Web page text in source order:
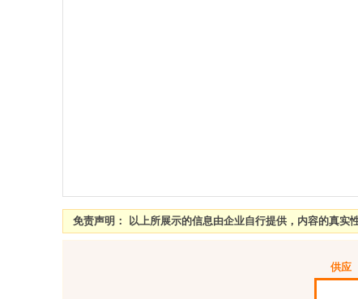
免责声明： 以上所展示的信息由企业自行提供，内容的真实
供应